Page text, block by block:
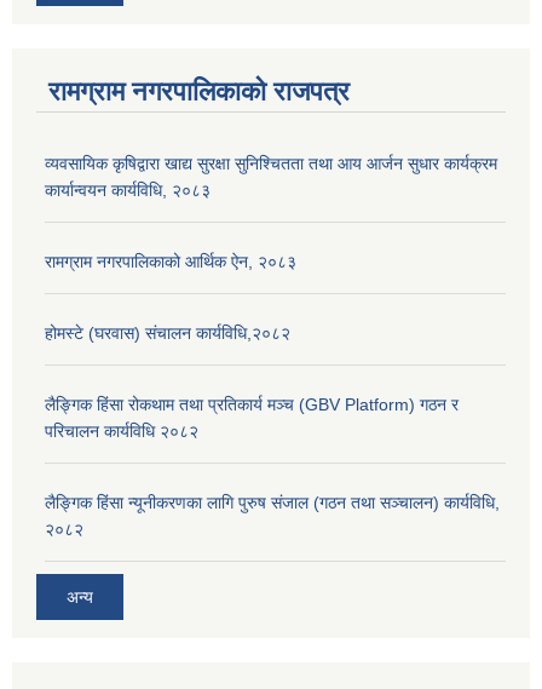
रामग्राम नगरपालिकाको राजपत्र
व्यवसायिक कृषिद्वारा खाद्य सुरक्षा सुनिश्चितता तथा आय आर्जन सुधार कार्यक्रम
कार्यान्वयन कार्यविधि, २०८३
रामग्राम नगरपालिकाको आर्थिक ऐन, २०८३
होमस्टे (घरवास) संचालन कार्यविधि,२०८२
लैङ्गिक हिंसा रोकथाम तथा प्रतिकार्य मञ्च (GBV Platform) गठन र
परिचालन कार्यविधि २०८२
लैङ्गिक हिंसा न्यूनीकरणका लागि पुरुष संजाल (गठन तथा सञ्चालन) कार्यविधि,
२०८२
अन्य